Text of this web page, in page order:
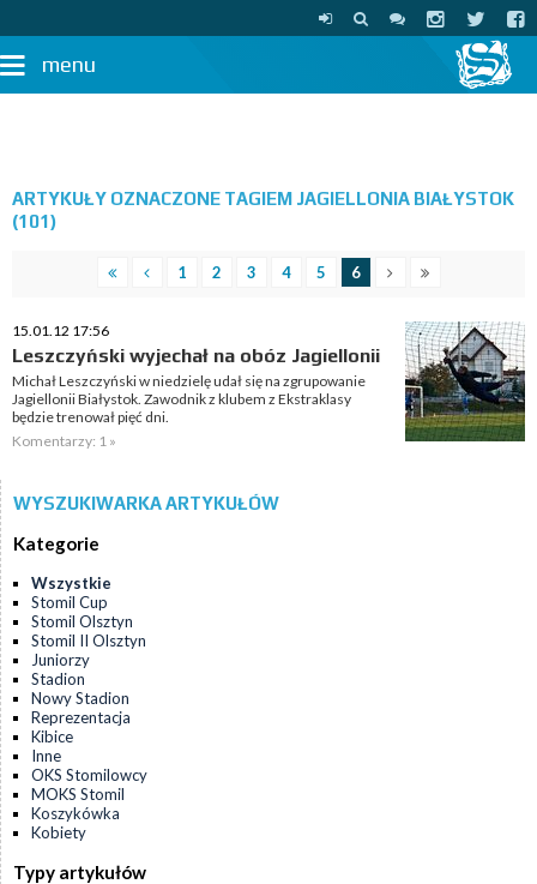
menu
ARTYKUŁY OZNACZONE TAGIEM JAGIELLONIA BIAŁYSTOK
(101)
1 2 3 4 5 6
15.01.12 17:56
Leszczyński wyjechał na obóz Jagiellonii
Michał Leszczyński w niedzielę udał się na zgrupowanie
Jagiellonii Białystok. Zawodnik z klubem z Ekstraklasy
będzie trenował pięć dni.
Komentarzy: 1 »
WYSZUKIWARKA ARTYKUŁÓW
Kategorie
Wszystkie
Stomil Cup
Stomil Olsztyn
Stomil II Olsztyn
Juniorzy
Stadion
Nowy Stadion
Reprezentacja
Kibice
Inne
OKS Stomilowcy
MOKS Stomil
Koszykówka
Kobiety
Typy artykułów